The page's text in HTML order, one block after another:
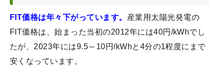
FIT価格は年々下がっています。 産業用太陽光発電の
FIT価格は、始まった当初の2012年には40円/kWhでし
たが、2023年には9.5～10円/kWhと4分の1程度にまで
安くなっています。